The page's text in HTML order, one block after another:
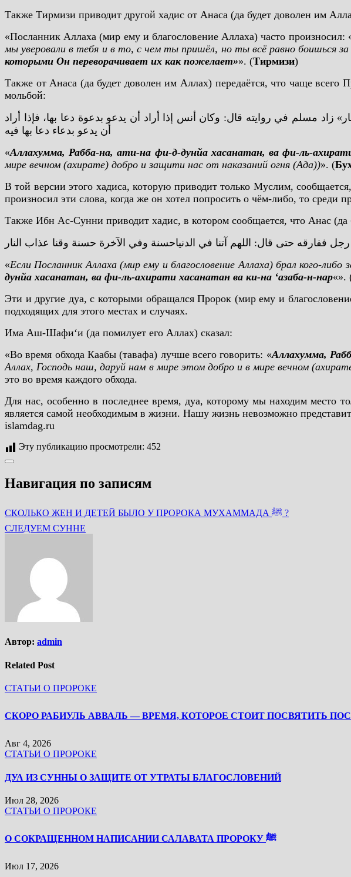
Также Тирмизи приводит другой хадис от Анаса (да будет доволен им
«Посланник Аллаха (мир ему и благословение Аллаха) часто произносил:
мы уверовали в тебя и в то, с чем ты пришёл, но ты всё равно боишься за
которыми Он переворачивает их как пожелает»». (Тирмизи)
Также от Анаса (да будет доволен им Аллах) передаётся, что чаще
мольбой:
زاد مسلم في روايته قال: وكان أنس إذا أراد أن يدعو بدعوة دعا بها، فإذا أراد
أن يدعو بدعاء دعا بها فيه
«Аллахумма, Рабба-на, ати-на фи-д-дунйа хасанатан, ва фи-ль-
мире вечном (ахирате) добро и защити нас от наказаний огня (Ада))». (
В той версии этого хадиса, которую приводит только Муслим,
произносил эти слова, когда же он хотел попросить о чём-либо, то среди
Также Ибн Ас-Сунни приводит хадис, в котором сообщается, что Анас (да
ففارقه حتى قال: اللهم آتنا في الدنياحسنة وفي الآخرة حسنة وقنا عذاب النار
«Если Посланник Аллаха (мир ему и благословение Аллаха) брал кого-
дунйа хасанатан, ва фи-ль-ахирати хасанатан ва ки-на ‘азаба-н-нар«».
Эти и другие дуа, с которыми обращался Пророк (мир ему и
подходящих для этого местах и случаях.
Има Аш-Шафи‘и (да помилует его Аллах) сказал:
«Во время обхода Каабы (тавафа) лучше всего говорить: «Аллахумма,
Аллах, Господь наш, даруй нам в мире этом добро и в мире вечном
это во время каждого обхода.
Для нас, особенно в последнее время, дуа, которому мы находим место
является самой необходимым в жизни. Нашу жизнь невозможно
islamdag.ru
Эту публикацию просмотрели: 452
Навигация по записям
СКОЛЬКО ЖЕН И ДЕТЕЙ БЫЛО У ПРОРОКА МУХАММАДА ﷺ ?
СЛЕДУЕМ СУННЕ
Автор: admin
Related Post
СТАТЬИ О ПРОРОКЕ
Авг 4, 2026
СТАТЬИ О ПРОРОКЕ
ДУА ИЗ СУННЫ О ЗАЩИТЕ ОТ УТРАТЫ БЛАГОСЛОВЕНИЙ
Июл 28, 2026
СТАТЬИ О ПРОРОКЕ
О СОКРАЩЕННОМ НАПИСАНИИ САЛАВАТА ПРОРОКУ ﷺ
Июл 17, 2026